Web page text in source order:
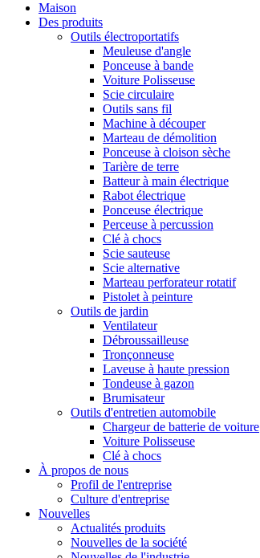
Maison
Des produits
Outils électroportatifs
Meuleuse d'angle
Ponceuse à bande
Voiture Polisseuse
Scie circulaire
Outils sans fil
Machine à découper
Marteau de démolition
Ponceuse à cloison sèche
Tarière de terre
Batteur à main électrique
Rabot électrique
Ponceuse électrique
Perceuse à percussion
Clé à chocs
Scie sauteuse
Scie alternative
Marteau perforateur rotatif
Pistolet à peinture
Outils de jardin
Ventilateur
Débroussailleuse
Tronçonneuse
Laveuse à haute pression
Tondeuse à gazon
Brumisateur
Outils d'entretien automobile
Chargeur de batterie de voiture
Voiture Polisseuse
Clé à chocs
À propos de nous
Profil de l'entreprise
Culture d'entreprise
Nouvelles
Actualités produits
Nouvelles de la société